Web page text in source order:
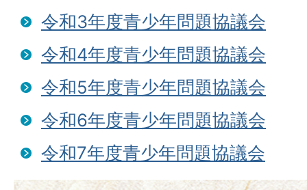
令和3年度青少年問題協議会
令和4年度青少年問題協議会
令和5年度青少年問題協議会
令和6年度青少年問題協議会
令和7年度青少年問題協議会